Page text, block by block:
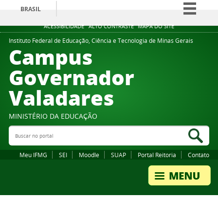
ACESSIBILIDADE ALTO CONTRASTE MAPA DO SITE
BRASIL
Simplifique!
Comunica BR
Instituto Federal de Educação, Ciência e Tecnologia de Minas Gerais
Campus
Governador
Valadares
MINISTÉRIO DA EDUCAÇÃO
Buscar no portal
Meu IFMG SEI Moodle SUAP Portal Reitoria Contato